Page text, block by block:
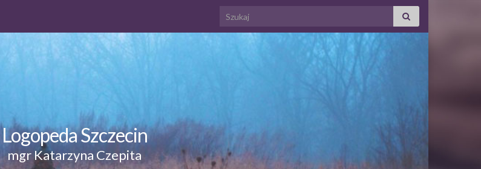
Search for:
Logopeda Szczecin
mgr Katarzyna Czepita